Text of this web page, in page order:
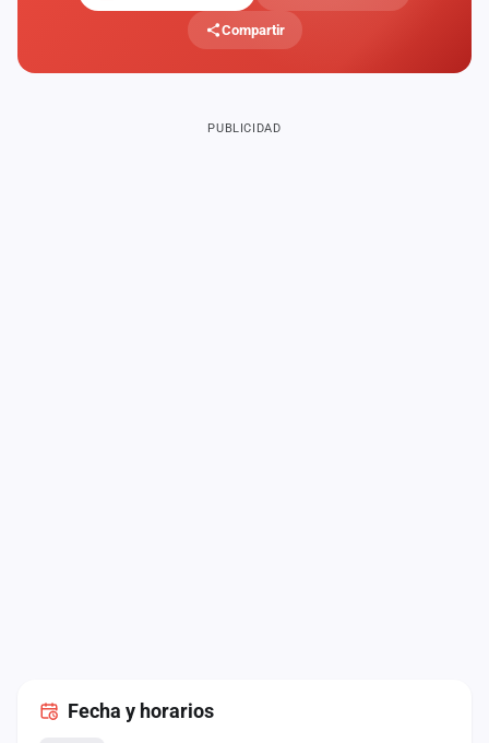
Compartir
PUBLICIDAD
Fecha y horarios
Administración